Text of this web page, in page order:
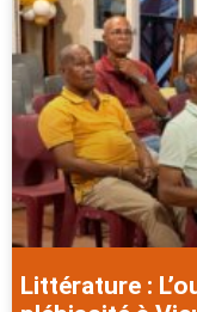
Littérature :